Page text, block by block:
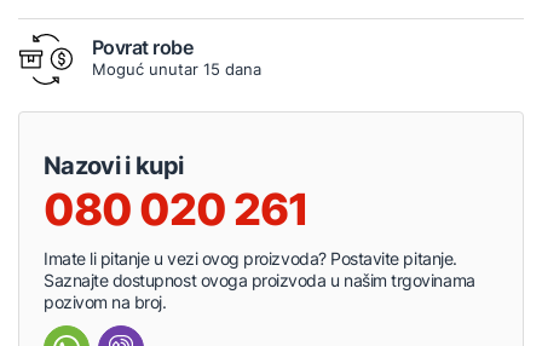
Povrat robe
Moguć unutar 15 dana
Nazovi i kupi
080 020 261
Imate li pitanje u vezi ovog proizvoda? Postavite pitanje.
Saznajte dostupnost ovoga proizvoda u našim trgovinama
pozivom na broj.